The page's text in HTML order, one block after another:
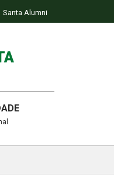
Santa Alumni